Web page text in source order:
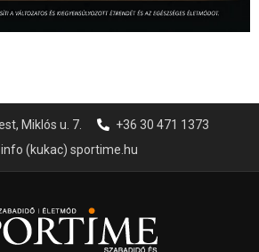
Miklós u. 7.
+36 30 471 1373
info (kukac) sportime.hu